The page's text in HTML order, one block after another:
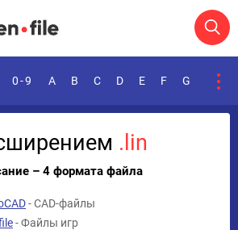
0-9 A B C D E F G
.lin
– 4 формата файла
- CAD-файлы
- Файлы игр